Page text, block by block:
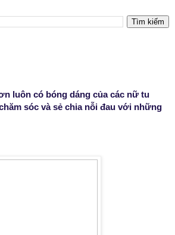
luôn có bóng dáng của các nữ tu
sóc và sẻ chia nỗi đau với những